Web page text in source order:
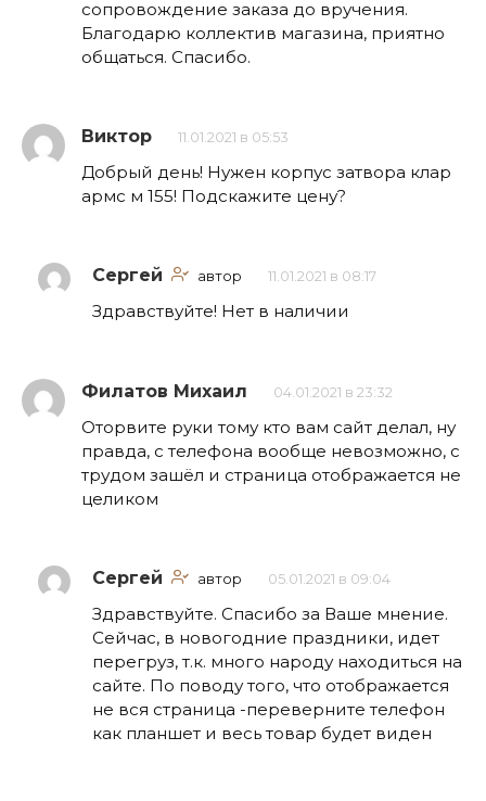
сопровождение заказа до вручения.
Благодарю коллектив магазина, приятно
общаться. Спасибо.
Виктор 11.01.2021 в 05:53
Добрый день! Нужен корпус затвора клар
армс м 155! Подскажите цену?
Сергей автор 11.01.2021 в 08:17
Здравствуйте! Нет в наличии
Филатов Михаил 04.01.2021 в 23:32
Оторвите руки тому кто вам сайт делал, ну
правда, с телефона вообще невозможно, с
трудом зашёл и страница отображается не
целиком
Сергей автор 05.01.2021 в 09:04
Здравствуйте. Спасибо за Ваше мнение.
Сейчас, в новогодние праздники, идет
перегруз, т.к. много народу находиться на
сайте. По поводу того, что отображается
не вся страница -переверните телефон
как планшет и весь товар будет виден